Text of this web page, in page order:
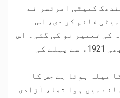
کمیٹی امرتسر نے
قائم کر دی، اس
کی تعمیر نو کی گئی۔ اس
عمارت میں کوئی اینٹ بھی 1921ء سے پہلے کی
میلہ ہوتا ہے جس کا
میں ہوا تھا، آزادی